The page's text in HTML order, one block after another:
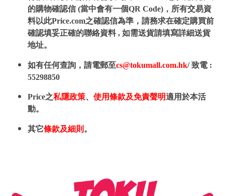
的購物確認信 (當中會有一個QR Code)，所有交易資
料以此Price.com之確認信為準，請務求在確定購買前
確認填妥正確的聯絡資料 , 如需送貨請填寫詳細送貨
地址。
如有任何查詢，請電郵至cs@tokumall.com.hk/ 致電 :
55298850
Price之私隱政策、 使用條款及免責聲明適用於本活
動。
其它條款及細則 。